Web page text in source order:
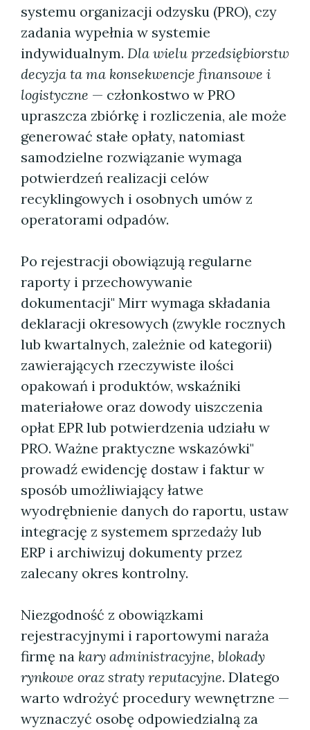
systemu organizacji odzysku (PRO), czy
zadania wypełnia w systemie
indywidualnym. Dla wielu przedsiębiorstw
decyzja ta ma konsekwencje finansowe i
logistyczne — członkostwo w PRO
upraszcza zbiórkę i rozliczenia, ale może
generować stałe opłaty, natomiast
samodzielne rozwiązanie wymaga
potwierdzeń realizacji celów
recyklingowych i osobnych umów z
operatorami odpadów.
Po rejestracji obowiązują regularne
raporty i przechowywanie
dokumentacji" Mirr wymaga składania
deklaracji okresowych (zwykle rocznych
lub kwartalnych, zależnie od kategorii)
zawierających rzeczywiste ilości
opakowań i produktów, wskaźniki
materiałowe oraz dowody uiszczenia
opłat EPR lub potwierdzenia udziału w
PRO. Ważne praktyczne wskazówki"
prowadź ewidencję dostaw i faktur w
sposób umożliwiający łatwe
wyodrębnienie danych do raportu, ustaw
integrację z systemem sprzedaży lub
ERP i archiwizuj dokumenty przez
zalecany okres kontrolny.
Niezgodność z obowiązkami
rejestracyjnymi i raportowymi naraża
firmę na kary administracyjne, blokady
rynkowe oraz straty reputacyjne. Dlatego
warto wdrożyć procedury wewnętrzne —
wyznaczyć osobę odpowiedzialną za